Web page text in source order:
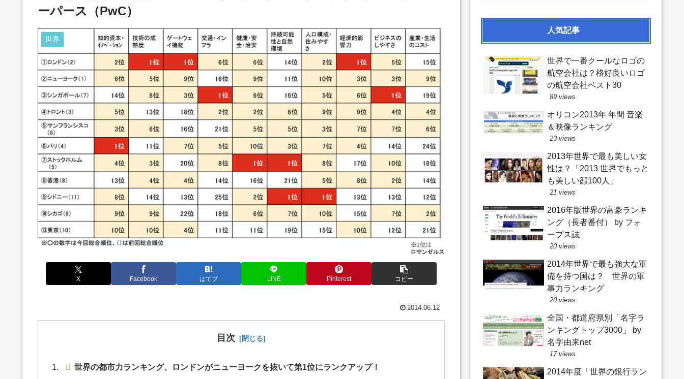
ーパース（PwC）
世界
X Facebook はてブ LINE Pinterest コピー
2014.06.12
目次
世界の都市力ランキング、ロンドンがニューヨークを抜いて第1位にランクアップ！
人気記事
世界で一番クールなロゴの
航空会社は？格好良いロゴ
の航空会社ベスト30
89 views
オリコン2013年 年間 音楽
＆映像ランキング
23 views
2013年世界で最も美しい女
性は？「2013 世界でもっと
も美しい顔100人」
21 views
2016年版世界の富豪ランキ
ング（長者番付） by フォ
ーブス誌
20 views
2014年世界で最も強大な軍
備を持つ国は？ 世界の軍
事力ランキング
20 views
全国・都道府県別「名字ラ
ンキングトップ3000」 by
名字由来net
17 views
2014年度「世界の銀行ラン